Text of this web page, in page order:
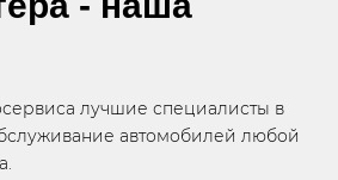
лучшие специалисты в
автомобилей любой